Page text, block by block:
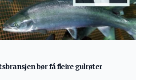
bør få fleire gulrøter